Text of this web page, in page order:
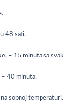
48 sati.
– 15 minuta sa
– 40 minuta.
sobnoj temperaturi.